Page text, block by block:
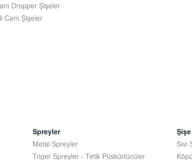
Dropper Şişeler
Cam Şişeler
Spreyler
Metal Spreyler
Triger Spreyler - Tetik Püskürtücüler